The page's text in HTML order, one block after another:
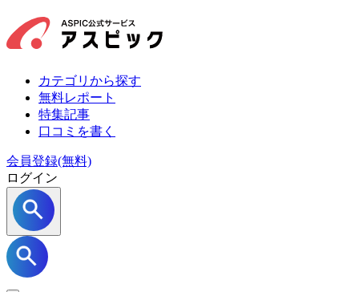
カテゴリから探す
無料レポート
特集記事
口コミを書く
会員登録(無料)
ログイン